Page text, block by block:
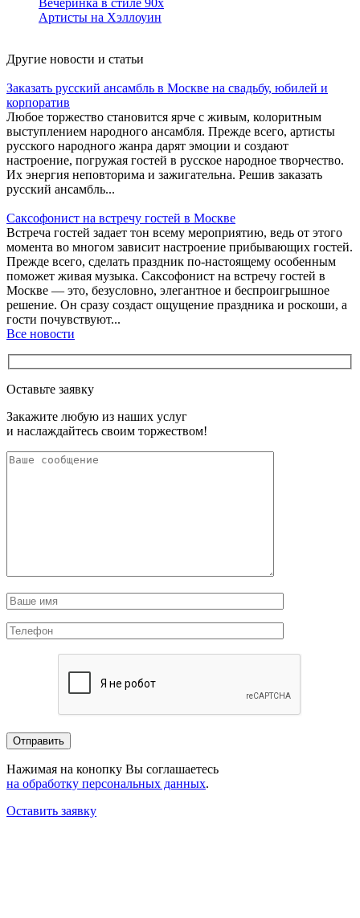
Артисты на Хэллоуин
Другие новости и статьи
Заказать русский ансамбль в Москве на свадьбу, юбилей и
корпоратив
Любое торжество становится ярче с живым, колоритным
выступлением народного ансамбля. Прежде всего, артисты
русского народного жанра дарят эмоции и создают
настроение, погружая гостей в русское народное творчество.
Их энергия неповторима и зажигательна. Решив заказать
русский ансамбль...
Саксофонист на встречу гостей в Москве
Встреча гостей задает тон всему мероприятию, ведь от этого
момента во многом зависит настроение прибывающих гостей.
Прежде всего, сделать праздник по-настоящему особенным
поможет живая музыка. Саксофонист на встречу гостей в
Москве — это, безусловно, элегантное и беспроигрышное
решение. Он сразу создаст ощущение праздника и роскоши, а
гости почувствуют...
Все новости
Оставьте заявку
Закажите любую из наших услуг
и наслаждайтесь своим торжеством!
Нажимая на конопку Вы соглашаетесь
на обработку персональных данных.
Оставить заявку